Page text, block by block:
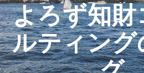
よろず知
ルティン